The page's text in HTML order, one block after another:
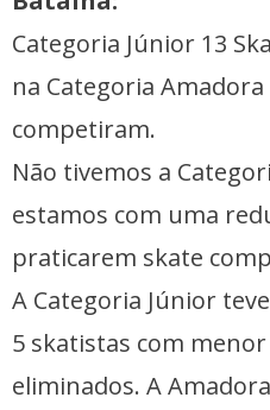
Categoria Júnior 13
na Categoria
competiram.
Não tivemos a
estamos com uma
praticarem skate
A Categoria Júnior
5 skatistas com
eliminados. A